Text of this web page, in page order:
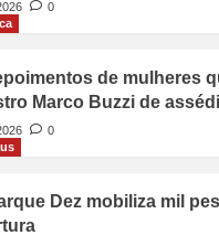
0
de mulheres
Marco Buzzi de
0
Dez mobiliza mil